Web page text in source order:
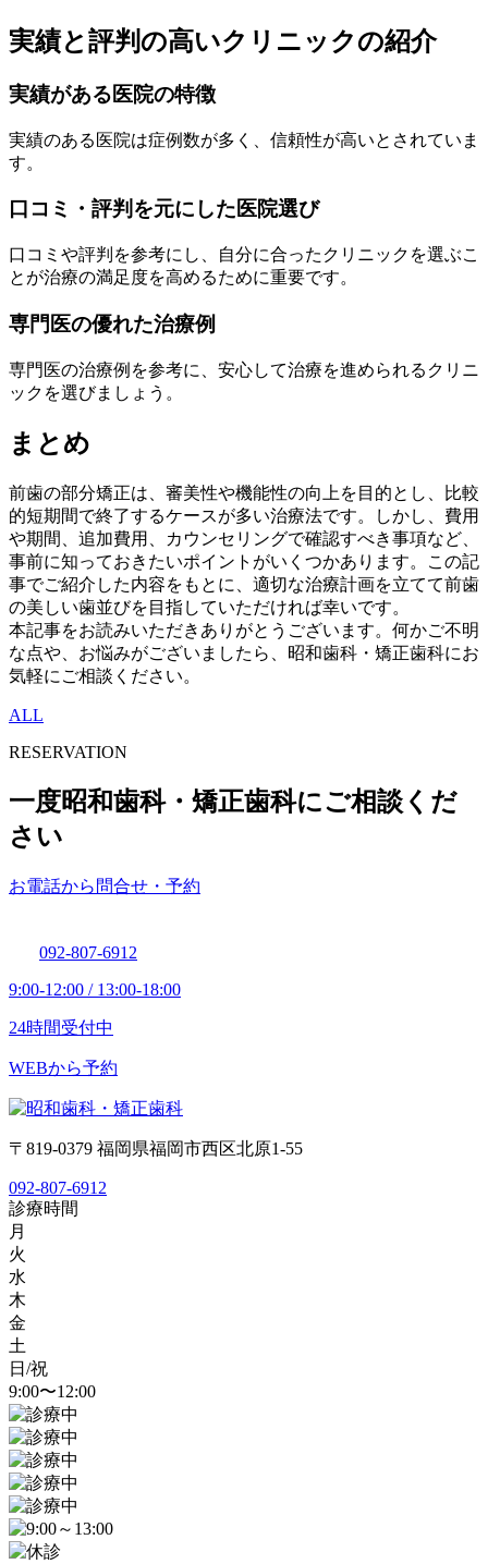
実績と評判の高いクリニックの紹介
実績がある医院の特徴
実績のある医院は症例数が多く、信頼性が高いとされていま
す。
口コミ・評判を元にした医院選び
口コミや評判を参考にし、自分に合ったクリニックを選ぶこ
とが治療の満足度を高めるために重要です。
専門医の優れた治療例
専門医の治療例を参考に、安心して治療を進められるクリニ
ックを選びましょう。
まとめ
前歯の部分矯正は、審美性や機能性の向上を目的とし、比較
的短期間で終了するケースが多い治療法です。しかし、費用
や期間、追加費用、カウンセリングで確認すべき事項など、
事前に知っておきたいポイントがいくつかあります。この記
事でご紹介した内容をもとに、適切な治療計画を立てて前歯
の美しい歯並びを目指していただければ幸いです。
本記事をお読みいただきありがとうございます。何かご不明
な点や、お悩みがございましたら、昭和歯科・矯正歯科にお
気軽にご相談ください。
ALL
RESERVATION
一度昭和歯科・矯正歯科にご相談くだ
さい
お電話から問合せ・予約
092-807-6912
9:00-12:00 / 13:00-18:00
24時間受付中
WEBから予約
〒819-0379 福岡県福岡市西区北原1-55
092-807-6912
診療時間
月
火
水
木
金
土
日/祝
9:00〜12:00